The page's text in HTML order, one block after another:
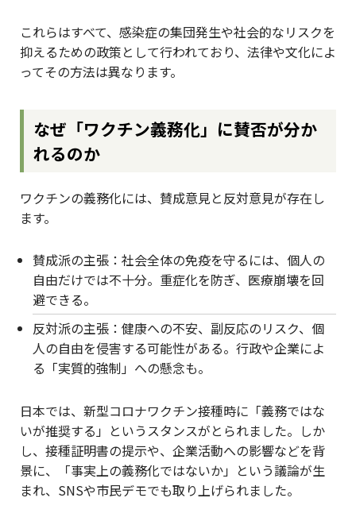
これらはすべて、感染症の集団発生や社会的なリスクを
抑えるための政策として行われており、法律や文化によ
ってその方法は異なります。
なぜ「ワクチン義務化」に賛否が分か
れるのか
ワクチンの義務化には、賛成意見と反対意見が存在し
ます。
賛成派の主張：社会全体の免疫を守るには、個人の
自由だけでは不十分。重症化を防ぎ、医療崩壊を回
避できる。
反対派の主張：健康への不安、副反応のリスク、個
人の自由を侵害する可能性がある。行政や企業によ
る「実質的強制」への懸念も。
日本では、新型コロナワクチン接種時に「義務ではな
いが推奨する」というスタンスがとられました。しか
し、接種証明書の提示や、企業活動への影響などを背
景に、「事実上の義務化ではないか」という議論が生
まれ、SNSや市民デモでも取り上げられました。